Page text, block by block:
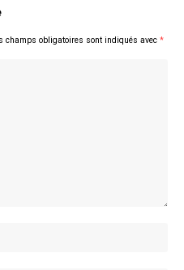
champs obligatoires sont indiqués avec *